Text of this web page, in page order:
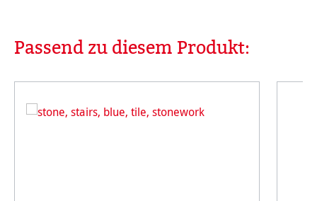
Produktgalerie überspringen
Passend zu diesem Produkt: